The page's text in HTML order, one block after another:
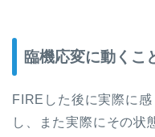
臨機応変に動くこ
FIREした後に実際に
し、また実際にその状